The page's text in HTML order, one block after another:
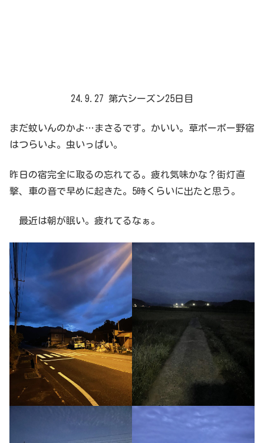
24.9.27 第六シーズン25日目
まだ蚊いんのかよ…まさるです。かいい。草ボーボー野宿
はつらいよ。虫いっぱい。
昨日の宿完全に取るの忘れてる。疲れ気味かな？街灯直
撃、車の音で早めに起きた。5時くらいに出たと思う。
最近は朝が眠い。疲れてるなぁ。